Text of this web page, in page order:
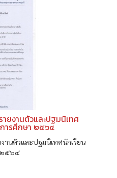
ยงานตัวและปฐมนิเทศ
ารศึกษา ๒๕๖๔
านตัวและปฐมนิเทศนักเรียน
๒๕๖๔